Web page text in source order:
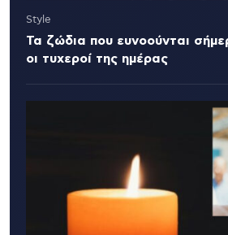
Style
Τα ζώδια που ευνοούνται
οι τυχεροί της ημέρας